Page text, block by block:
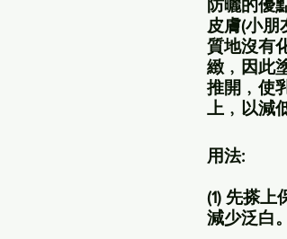
防曬的優
皮膚(小朋
質地沒有
緻﹐因此
推開﹐使
上﹐以減
用法:
(1) 先搽
減少泛白。